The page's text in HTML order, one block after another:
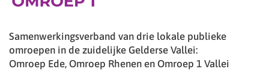
Samenwerkingsverband van drie lokale publieke
omroepen in de zuidelijke Gelderse Vallei:
Omroep Ede, Omroep Rhenen en Omroep 1 Vallei